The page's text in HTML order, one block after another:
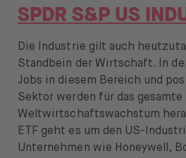
SPDR S&P US
Die Industrie gilt auch
Standbein der Wirtschaft. In
Jobs in diesem Bereich und
Sektor werden für das gesamte
Weltwirtschaftswachstum
ETF geht es um den US-
Unternehmen wie Honeywell,